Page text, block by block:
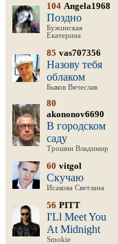
104 Angela1968
Поздно
Бужинская
Екатерина
85 vas707356
Назову тебя
облаком
Быков Вячеслав
80
akononov6690
В городском
саду
Трошин Владимир
60 vitgol
Скучаю
Исакова Светлана
56 PITT
I'Ll Meet You
At Midnight
Smokie